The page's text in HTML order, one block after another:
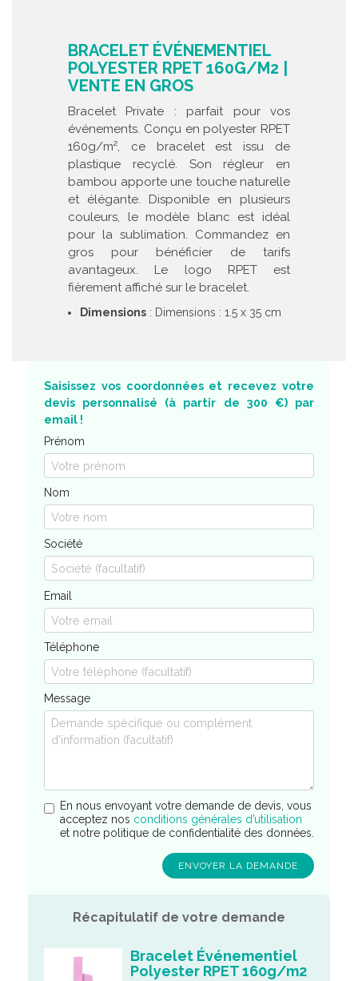
BRACELET ÉVÉNEMENTIEL
POLYESTER RPET 160G/M2 |
VENTE EN GROS
Bracelet Private : parfait pour vos
événements. Conçu en polyester RPET
160g/m², ce bracelet est issu de
plastique recyclé. Son régleur en
bambou apporte une touche naturelle
et élégante. Disponible en plusieurs
couleurs, le modèle blanc est idéal
pour la sublimation. Commandez en
gros pour bénéficier de tarifs
avantageux. Le logo RPET est
fièrement affiché sur le bracelet.
Dimensions : Dimensions : 1.5 x 35 cm
Saisissez vos coordonnées et recevez votre
devis personnalisé (à partir de 300 €) par
email !
Prénom
Nom
Société
Email
Téléphone
Message
En nous envoyant votre demande de devis, vous
acceptez nos conditions générales d’utilisation
et notre politique de confidentialité des données.
Récapitulatif de votre demande
Bracelet Événementiel
Polyester RPET 160g/m2